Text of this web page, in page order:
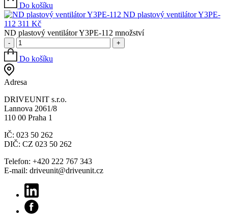
Do košíku
ND plastový ventilátor Y3PE-
112 311 Kč
ND plastový ventilátor Y3PE-112 množství
- +
Do košíku
Adresa
DRIVEUNIT s.r.o.
Lannova 2061/8
110 00 Praha 1
IČ: 023 50 262
DIČ: CZ 023 50 262
Telefon: +420 222 767 343
E-mail: driveunit@driveunit.cz